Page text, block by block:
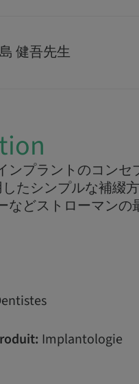
健吾先生
ンプラントのコンセ
したシンプルな補
などストローマン
Implantologie